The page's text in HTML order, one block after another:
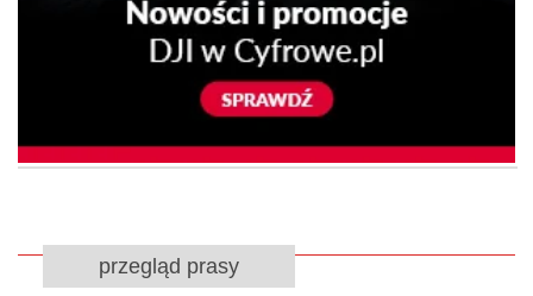
przegląd prasy